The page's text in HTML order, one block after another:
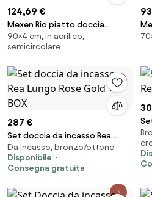
124,69 €
Mexen Rio piatto doccia
semicircolare 90 x 90 cm,
bianco - 47109090
90×4 cm, in acrilico,
semicircolare
287 €
Set doccia da incasso Rea
Lungo Rose Gold + BOX
Da incasso, bronzo/ottone
Disponibile
Consegna gratuita